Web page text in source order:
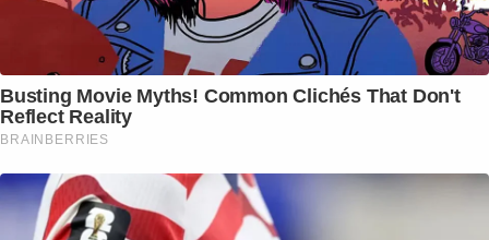
Busting Movie Myths! Common Clichés That Don't
Reflect Reality
BRAINBERRIES